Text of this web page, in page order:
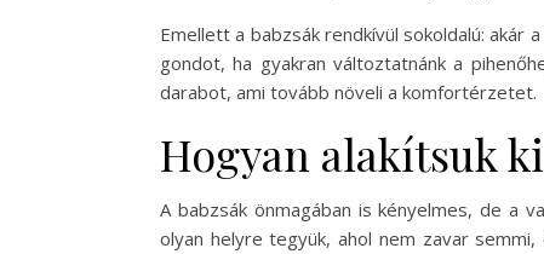
Emellett a babzsák rendkívül sokoldalú: akár
gondot, ha gyakran változtatnánk a
darabot, ami tovább növeli a komfortérzetet.
Hogyan alakítsuk
A babzsák önmagában is kényelmes, de a
olyan helyre tegyük, ahol nem zavar